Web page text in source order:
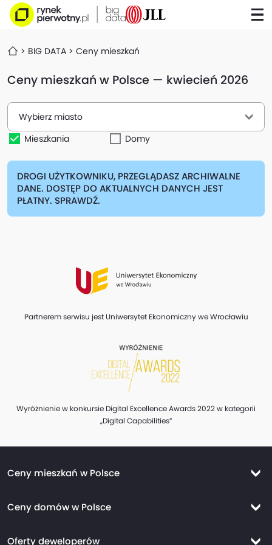
BIG DATA Ceny mieszkań
Ceny mieszkań w Polsce — kwiecień 2026
Mieszkania Domy
Wybierz miasto
DROGI UŻYTKOWNIKU, PRZEGLĄDASZ ARCHIWALNE
DANE. DOSTĘP DO AKTUALNYCH DANYCH JEST
PŁATNY. SPRAWDŹ.
Partnerem serwisu jest Uniwersytet Ekonomiczny we Wrocławiu
Wyróżnienie w konkursie Digital Excellence Awards 2022 w kategorii
„Digital Capabilities”
Ceny mieszkań w Polsce
Ceny mieszkań Kraków
Ceny mieszkań Wrocław
Ceny domów w Polsce
Oferty deweloperów